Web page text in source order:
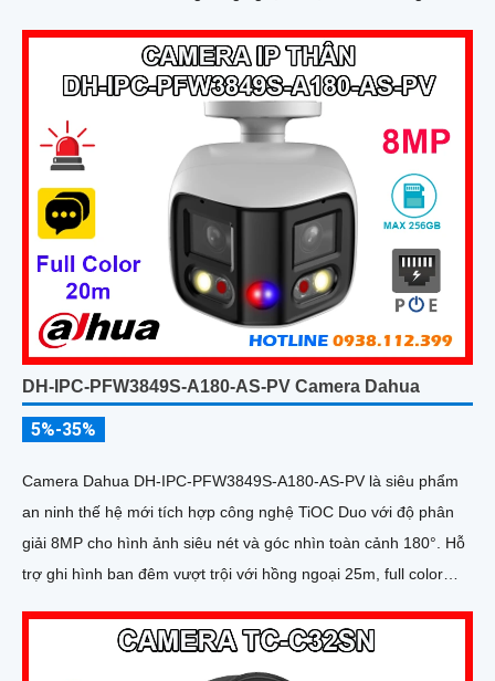
DH-IPC-PFW3849S-A180-AS-PV Camera Dahua
5%-35%
Camera Dahua DH-IPC-PFW3849S-A180-AS-PV là siêu phẩm
an ninh thế hệ mới tích hợp công nghệ TiOC Duo với độ phân
giải 8MP cho hình ảnh siêu nét và góc nhìn toàn cảnh 180°. Hỗ
trợ ghi hình ban đêm vượt trội với hồng ngoại 25m, full color
đáp ứng nhu cầu lưu trữ dài hạn, thiết kế chuẩn IP67 chống bụi